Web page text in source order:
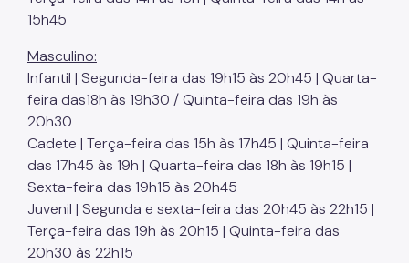
15h45
Masculino:
Infantil | Segunda-feira das 19h15 às 20h45 | Quarta-
feira das18h às 19h30 / Quinta-feira das 19h às
20h30
Cadete | Terça-feira das 15h às 17h45 | Quinta-feira
das 17h45 às 19h | Quarta-feira das 18h às 19h15 |
Sexta-feira das 19h15 às 20h45
Juvenil | Segunda e sexta-feira das 20h45 às 22h15 |
Terça-feira das 19h às 20h15 | Quinta-feira das
20h30 às 22h15